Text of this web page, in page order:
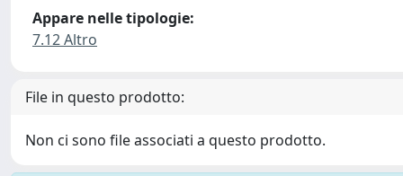
Appare nelle tipologie:
7.12 Altro
File in questo prodotto:
Non ci sono file associati a questo prodotto.